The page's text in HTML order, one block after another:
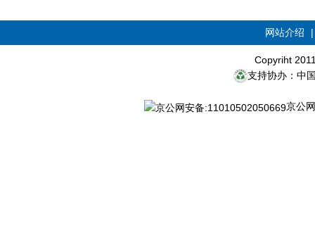
网站介绍
Copyriht
支持协办：中
京公